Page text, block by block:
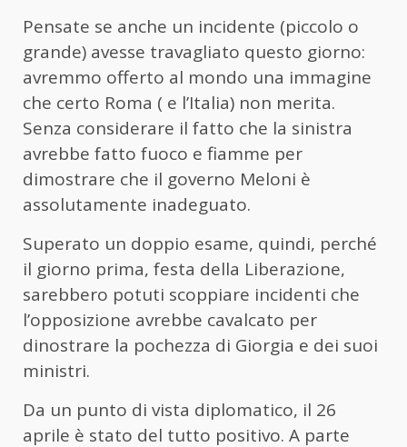
Pensate se anche un incidente (piccolo o
grande) avesse travagliato questo giorno:
avremmo offerto al mondo una immagine
che certo Roma ( e l’Italia) non merita.
Senza considerare il fatto che la sinistra
avrebbe fatto fuoco e fiamme per
dimostrare che il governo Meloni è
assolutamente inadeguato.
Superato un doppio esame, quindi, perché
il giorno prima, festa della Liberazione,
sarebbero potuti scoppiare incidenti che
l’opposizione avrebbe cavalcato per
dinostrare la pochezza di Giorgia e dei suoi
ministri.
Da un punto di vista diplomatico, il 26
aprile è stato del tutto positivo. A parte